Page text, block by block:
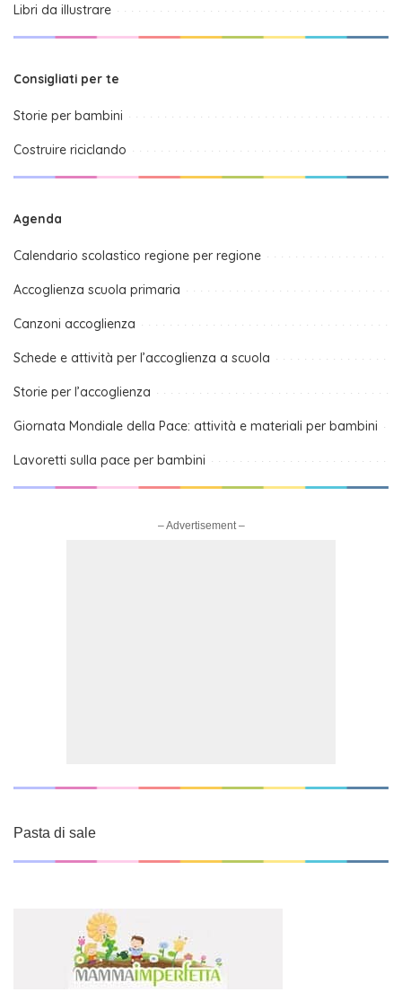
Libri da illustrare
Consigliati per te
Storie per bambini
Costruire riciclando
Agenda
Calendario scolastico regione per regione
Accoglienza scuola primaria
Canzoni accoglienza
Schede e attività per l’accoglienza a scuola
Storie per l’accoglienza
Giornata Mondiale della Pace: attività e materiali per bambini
Lavoretti sulla pace per bambini
– Advertisement –
Pasta di sale